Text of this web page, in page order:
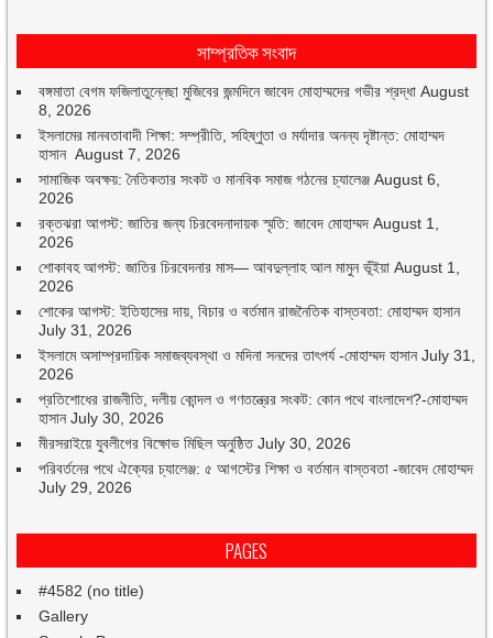
সাম্প্রতিক সংবাদ
বঙ্গমাতা বেগম ফজিলাতুন্নেছা মুজিবের জন্মদিনে জাবেদ মোহাম্মদের গভীর শ্রদ্ধা August
8, 2026
ইসলামের মানবতাবাদী শিক্ষা: সম্প্রীতি, সহিষ্ণুতা ও মর্যাদার অনন্য দৃষ্টান্ত: মোহাম্মদ
হাসান August 7, 2026
সামাজিক অবক্ষয়: নৈতিকতার সংকট ও মানবিক সমাজ গঠনের চ্যালেঞ্জ August 6,
2026
রক্তঝরা আগস্ট: জাতির জন্য চিরবেদনাদায়ক স্মৃতি: জাবেদ মোহাম্মদ August 1,
2026
শোকাবহ আগস্ট: জাতির চিরবেদনার মাস— আবদুল্লাহ আল মামুন ভূঁইয়া August 1,
2026
শোকের আগস্ট: ইতিহাসের দায়, বিচার ও বর্তমান রাজনৈতিক বাস্তবতা: মোহাম্মদ হাসান
July 31, 2026
ইসলামে অসাম্প্রদায়িক সমাজব্যবস্থা ও মদিনা সনদের তাৎপর্য -মোহাম্মদ হাসান July 31,
2026
প্রতিশোধের রাজনীতি, দলীয় কোন্দল ও গণতন্ত্রের সংকট: কোন পথে বাংলাদেশ?-মোহাম্মদ
হাসান July 30, 2026
মীরসরাইয়ে যুবলীগের বিক্ষোভ মিছিল অনুষ্ঠিত July 30, 2026
পরিবর্তনের পথে ঐক্যের চ্যালেঞ্জ: ৫ আগস্টের শিক্ষা ও বর্তমান বাস্তবতা -জাবেদ মোহাম্মদ
July 29, 2026
PAGES
#4582 (no title)
Gallery